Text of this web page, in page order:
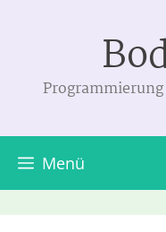
springen
Menü